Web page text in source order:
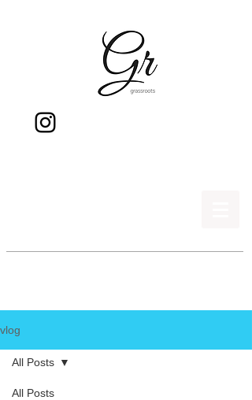
vlog
All Posts
All Posts